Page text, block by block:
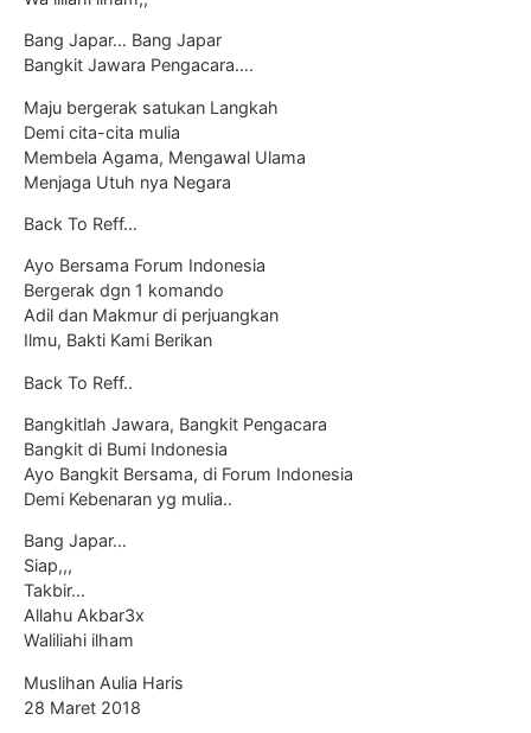
Bang Japar… Bang Japar
Bangkit Jawara Pengacara….
Maju bergerak satukan Langkah
Demi cita-cita mulia
Membela Agama, Mengawal Ulama
Menjaga Utuh nya Negara
Back To Reff…
Ayo Bersama Forum Indonesia
Bergerak dgn 1 komando
Adil dan Makmur di perjuangkan
Ilmu, Bakti Kami Berikan
Back To Reff..
Bangkitlah Jawara, Bangkit Pengacara
Bangkit di Bumi Indonesia
Ayo Bangkit Bersama, di Forum Indonesia
Demi Kebenaran yg mulia..
Bang Japar…
Siap,,,
Takbir…
Allahu Akbar3x
Waliliahi ilham
Muslihan Aulia Haris
28 Maret 2018